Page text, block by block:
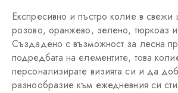
Експресивно и пъстро колие в свежи
розово, оранжево, зелено, тюркоаз
Създадено с възможност за лесна
подредбата на елементите, това
персонализирате визията си и да
разнообразие към ежедневния си